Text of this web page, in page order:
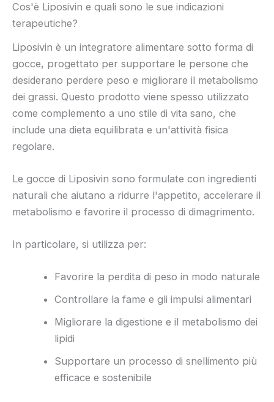
Cos'è Liposivin e quali sono le sue indicazioni
terapeutiche?
Liposivin è un integratore alimentare sotto forma di
gocce, progettato per supportare le persone che
desiderano perdere peso e migliorare il metabolismo
dei grassi. Questo prodotto viene spesso utilizzato
come complemento a uno stile di vita sano, che
include una dieta equilibrata e un'attività fisica
regolare.
Le gocce di Liposivin sono formulate con ingredienti
naturali che aiutano a ridurre l'appetito, accelerare il
metabolismo e favorire il processo di dimagrimento.
In particolare, si utilizza per:
Favorire la perdita di peso in modo naturale
Controllare la fame e gli impulsi alimentari
Migliorare la digestione e il metabolismo dei
lipidi
Supportare un processo di snellimento più
efficace e sostenibile